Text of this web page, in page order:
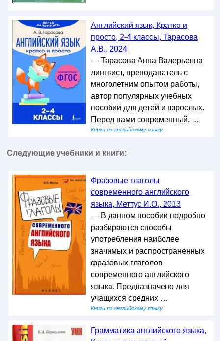
Английский язык, Кратко и
просто, 2-4 классы, Тарасова
А.В., 2024
— Тарасова Анна Валерьевна
лингвист, преподаватель с
многолетним опытом работы,
автор популярных учебных
пособий для детей и взрослых.
Перед вами современный, …
Книги по английскому языку
Следующие учебники и книги:
Фразовые глаголы
современного английского
языка, Меттус И.О., 2013
— В данном пособии подробно
разбираются способы
употребления наиболее
значимых и распространенных
фразовых глаголов
современного английского
языка. Предназначено для
учащихся средних …
Книги по английскому языку
Грамматика английского языка,